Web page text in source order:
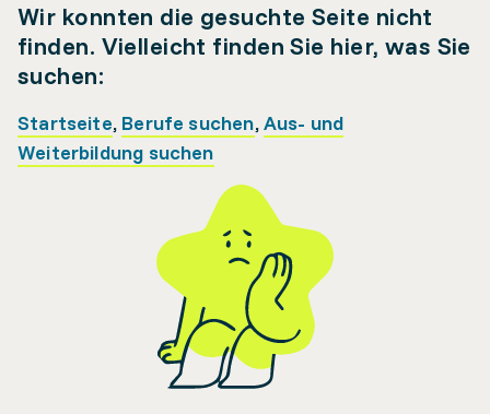
Wir konnten die gesuchte Seite nicht
finden. Vielleicht finden Sie hier, was Sie
suchen:
Startseite, Berufe suchen,Aus- und
Weiterbildung suchen